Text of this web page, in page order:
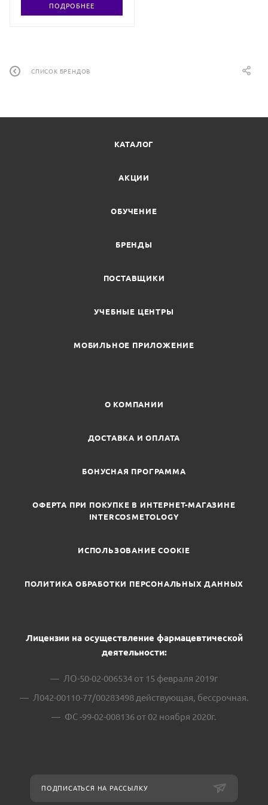
ПОДРОБНЕЕ
СПИСОК БРЕНДОВ
КАТАЛОГ
АКЦИИ
ОБУЧЕНИЕ
БРЕНДЫ
ПОСТАВЩИКИ
УЧЕБНЫЕ ЦЕНТРЫ
МОБИЛЬНОЕ ПРИЛОЖЕНИЕ
О КОМПАНИИ
ДОСТАВКА И ОПЛАТА
БОНУСНАЯ ПРОГРАММА
ОФЕРТА ПРИ ПОКУПКЕ В ИНТЕРНЕТ-МАГАЗИНЕ
INTERCOSMETOLOGY
ИСПОЛЬЗОВАНИЕ COOKIE
ПОЛИТИКА ОБРАБОТКИ ПЕРСОНАЛЬНЫХ ДАННЫХ
Лицензии на осуществление фармацевтической
деятельности:
ЛО-50-02-006534 от 15 февраля 2019г
Л042-00110-77/00283498 действующая, бессрочная.
ФС -99-02-008136 от 02 ноября 2020г.
ПОДПИСАТЬСЯ НА РАССЫЛКУ